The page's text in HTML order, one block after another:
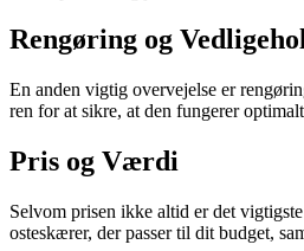
Rengøring og
En anden vigtig overvejelse er
ren for at sikre, at den fungerer
Pris og Værdi
Selvom prisen ikke altid er det
osteskærer, der passer til dit budget,